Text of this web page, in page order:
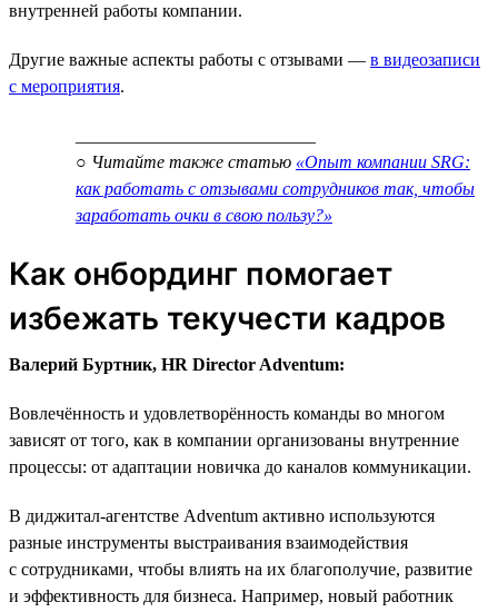
внутренней работы компании.
Другие важные аспекты работы с отзывами — в видеозаписи
с мероприятия.
○ Читайте также статью «Опыт компании SRG:
как работать с отзывами сотрудников так, чтобы
заработать очки в свою пользу?»
Как онбординг помогает
избежать текучести кадров
Валерий Буртник, HR Director Adventum:
Вовлечённость и удовлетворённость команды во многом
зависят от того, как в компании организованы внутренние
процессы: от адаптации новичка до каналов коммуникации.
В диджитал-агентстве Adventum активно используются
разные инструменты выстраивания взаимодействия
с сотрудниками, чтобы влиять на их благополучие, развитие
и эффективность для бизнеса. Например, новый работник